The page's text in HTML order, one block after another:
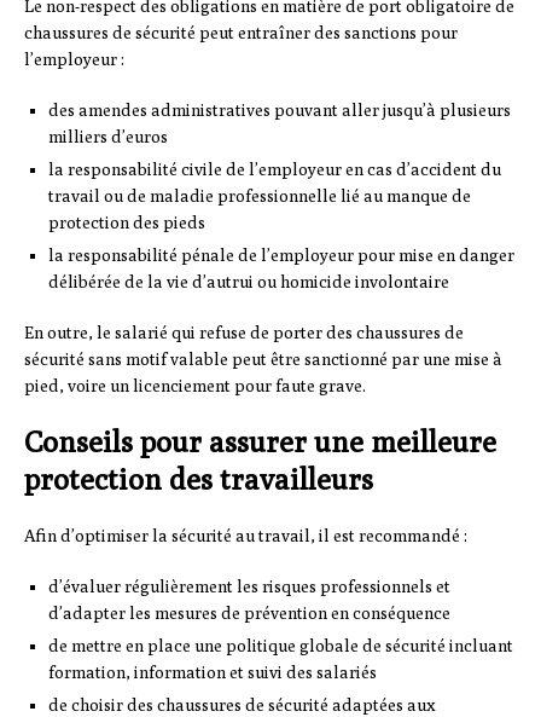
Le non-respect des obligations en matière de port obligatoire de
chaussures de sécurité peut entraîner des sanctions pour
l’employeur :
des amendes administratives pouvant aller jusqu’à plusieurs
milliers d’euros
la responsabilité civile de l’employeur en cas d’accident du
travail ou de maladie professionnelle lié au manque de
protection des pieds
la responsabilité pénale de l’employeur pour mise en danger
délibérée de la vie d’autrui ou homicide involontaire
En outre, le salarié qui refuse de porter des chaussures de
sécurité sans motif valable peut être sanctionné par une mise à
pied, voire un licenciement pour faute grave.
Conseils pour assurer une meilleure
protection des travailleurs
Afin d’optimiser la sécurité au travail, il est recommandé :
d’évaluer régulièrement les risques professionnels et
d’adapter les mesures de prévention en conséquence
de mettre en place une politique globale de sécurité incluant
formation, information et suivi des salariés
de choisir des chaussures de sécurité adaptées aux